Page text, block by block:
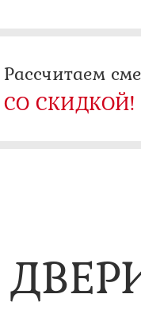
Рассчитаем
СО СКИДКОЙ!